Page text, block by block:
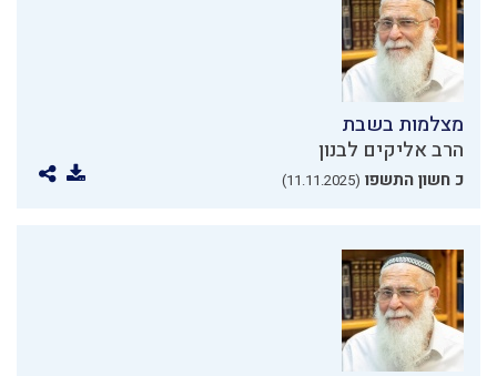
מצלמות בשבת
הרב אליקים לבנון
כ חשון התשפו (11.11.2025)